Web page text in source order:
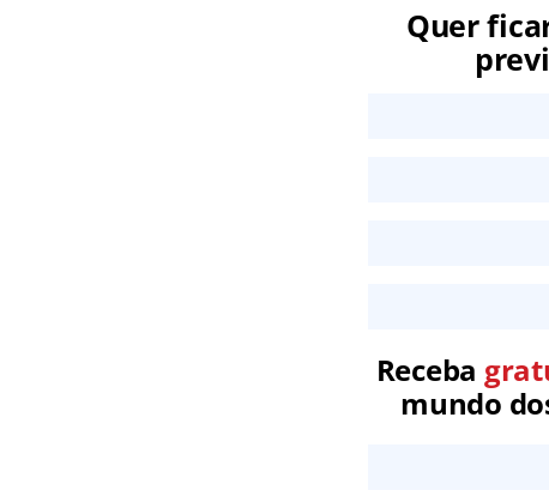
Quer
Receba
mundo